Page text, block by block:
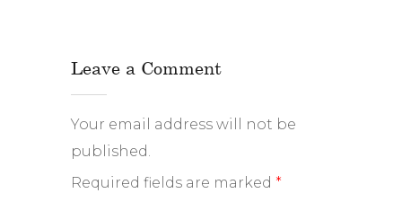
Leave a Comment
Your email address will not be
published.
Required fields are marked *